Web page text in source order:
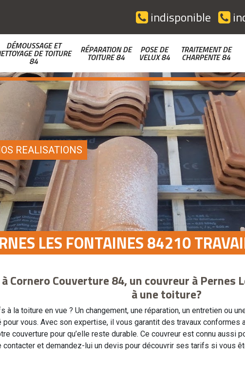
indisponible
DÉMOUSSAGE ET
DE TOITURE
84
RÉPARATION DE
TOITURE 84
POSE DE
VELUX 84
TRAITEMENT DE
CHARPENTE 84
REALISATIONS
LES FONTAINES 84210
Cornero Couverture 84, un couvreur à
à une toiture?
la toiture en vue ? Un changement, une réparation, un entretien ou
vous. Avec son expertise, il vous garantit des travaux
couverture pour qu’elle reste durable. Ce couvreur est connu aussi
contacter et demandez-lui un devis pour découvrir ses tarifs si vous